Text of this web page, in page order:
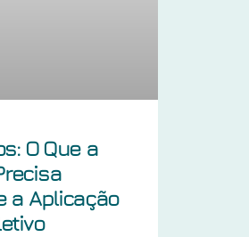
O Que a
a Aplicação